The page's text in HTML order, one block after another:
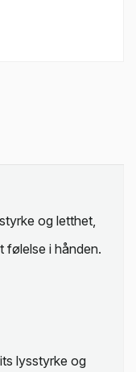
og letthet,
følelse i hånden.
lysstyrke og